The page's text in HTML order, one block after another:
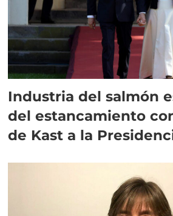
Industria del salmón
del estancamiento
de Kast a la